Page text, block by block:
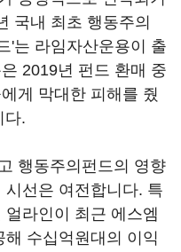
국내 최초 행동주의
'는 라임자산운용이 출
2019년 펀드 환매 중
게 막대한 피해를 줬
다.
행동주의펀드의 영향
선은 여전합니다. 특
라인이 최근 에스엠
수십억원대의 이익